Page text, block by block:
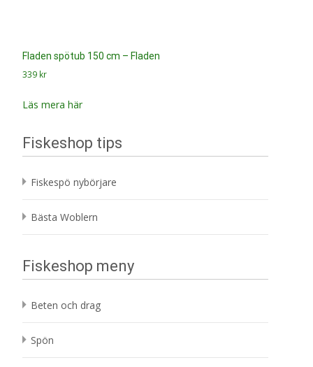
Fladen spötub 150 cm – Fladen
339 kr
Läs mera här
Fiskeshop tips
Fiskespö nybörjare
Bästa Woblern
Fiskeshop meny
Beten och drag
Spön